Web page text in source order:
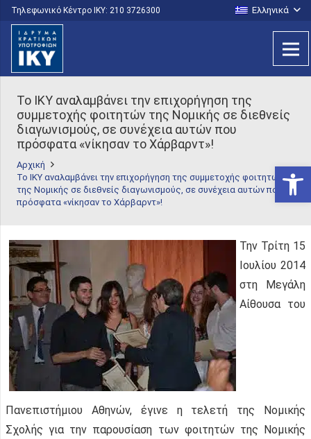
Τηλεφωνικό Κέντρο IKY: 210 3726300 Ελληνικά
Το ΙΚΥ αναλαμβάνει την επιχορήγηση της
συμμετοχής φοιτητών της Νομικής σε διεθνείς
διαγωνισμούς, σε συνέχεια αυτών που
πρόσφατα «νίκησαν το Χάρβαρντ»!
Αρχική
Το ΙΚΥ αναλαμβάνει την επιχορήγηση της συμμετοχής φοιτητών
της Νομικής σε διεθνείς διαγωνισμούς, σε συνέχεια αυτών που
πρόσφατα «νίκησαν το Χάρβαρντ»!
Την Τρίτη 15
Ιουλίου 2014
στη Μεγάλη
Αίθουσα του
Πανεπιστήμιου Αθηνών, έγινε η τελετή της Νομικής
Σχολής για την παρουσίαση των φοιτητών της Νομικής